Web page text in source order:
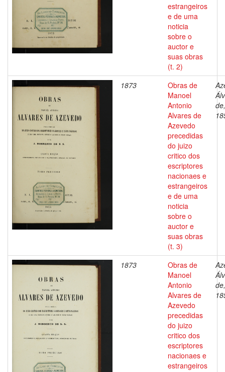
estrangeiros
e de uma
noticia
sobre o
auctor e
suas obras
(t. 2)
1873
Obras de
Manoel
Antonio
Alvares de
Azevedo
precedidas
do juizo
critico dos
escriptores
nacionaes e
estrangeiros
e de uma
noticia
sobre o
auctor e
suas obras
(t. 3)
1873
Obras de
Manoel
Antonio
Alvares de
Azevedo
precedidas
do juizo
critico dos
escriptores
nacionaes e
estrangeiros